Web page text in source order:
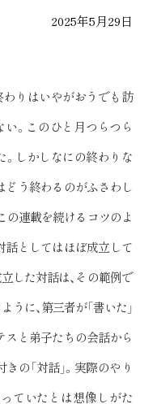
2025年5月29日
わりはいやがおうでも訪
。このひと月つらつら
。しかしなにの終わりな
どう終わるのがふさわし
の連載を続けるコツのよ
話としてはほぼ成立して
した対話は、その範例で
に、第三者が「書いた」
スと弟子たちの会話から
の「対話」。実際のやり
ていたとは想像しがた